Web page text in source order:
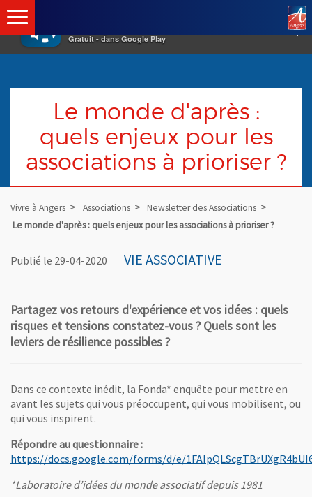
×
Gratuit - dans Google Play
VOIR
Le monde d'après :
quels enjeux pour les
associations à prioriser ?
Vivre à Angers Associations
Newsletter des Associations
Le monde d'après : quels enjeux pour les associations à prioriser ?
Publié le 29-04-2020 VIE ASSOCIATIVE
Partagez vos retours d'expérience et vos idées : quels
risques et tensions constatez-vous ? Quels sont les
leviers de résilience possibles ?
Dans ce contexte inédit, la Fonda* enquête pour mettre en
avant les sujets qui vous préoccupent, qui vous mobilisent, ou
qui vous inspirent.
Répondre au questionnaire :
https://docs.google.com/forms/d/e/
*Laboratoire d’idées du monde associatif depuis 1981